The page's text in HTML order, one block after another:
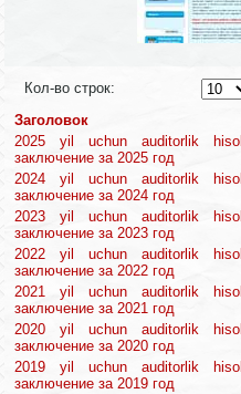
Кол-во строк:
Заголовок
2025 yil uchun auditorlik
заключение за 2025 год
2024 yil uchun auditorlik
заключение за 2024 год
2023 yil uchun auditorlik
заключение за 2023 год
2022 yil uchun auditorlik
заключение за 2022 год
2021 yil uchun auditorlik
заключение за 2021 год
2020 yil uchun auditorlik
заключение за 2020 год
2019 yil uchun auditorlik
заключение за 2019 год